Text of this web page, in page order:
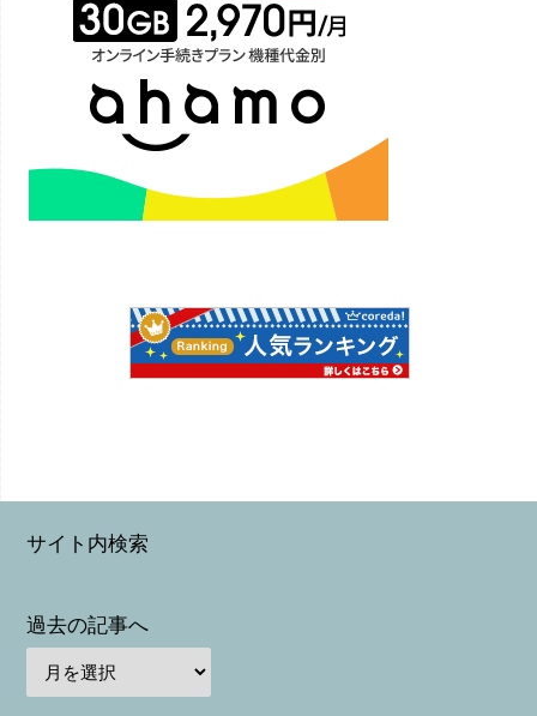
サイト内検索
過去の記事へ